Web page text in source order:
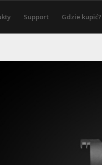
Support Gdzie kupić?